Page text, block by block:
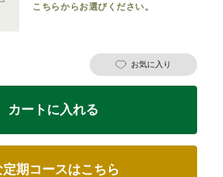
こちらからお選びください。
お気に入り
カートに入れる
定期コースはこちら